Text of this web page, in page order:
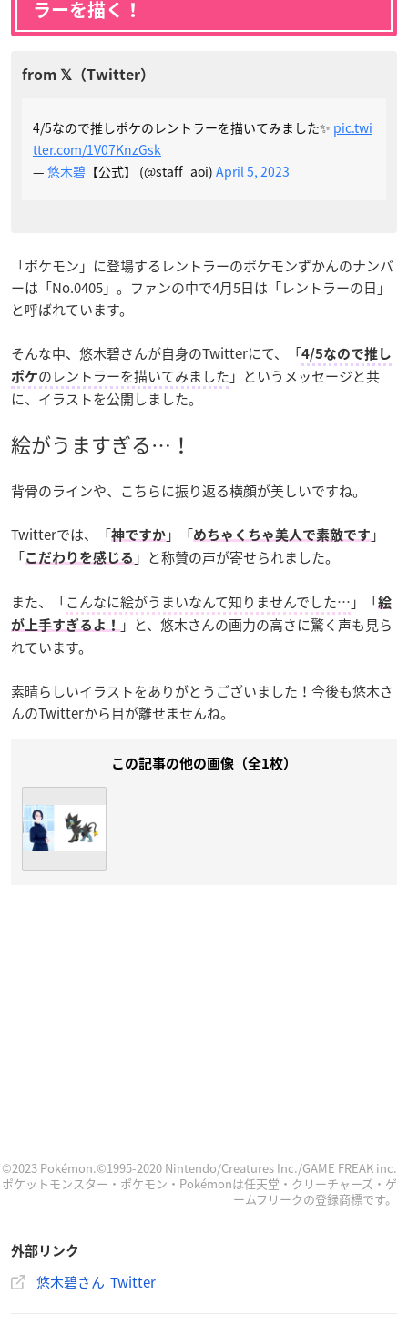
ラーを描く！
4/5なので推しポケのレントラーを描いてみました✨ pic.twi
tter.com/1V07KnzGsk
— 悠木碧 【公式】 (@staff_aoi) April 5, 2023
「ポケモン」に登場するレントラーのポケモンずかんのナンバ
ーは「No.0405」。ファンの中で4月5日は「レントラーの日」
と呼ばれています。
そんな中、悠木碧さんが自身のTwitterにて、「4/5なので推し
ポケのレントラーを描いてみました 」というメッセージと共
に、イラストを公開しました。
絵がうますぎる…！
背骨のラインや、こちらに振り返る横顔が美しいですね。
Twitterでは、「神ですか 」「めちゃくちゃ美人で素敵です 」
「こだわりを感じる 」と称賛の声が寄せられました。
また、「こんなに絵がうまいなんて知りませんでした… 」「絵
が上手すぎるよ！
」と、悠木さんの画力の高さに驚く声も見ら
れています。
素晴らしいイラストをありがとうございました！今後も悠木さ
んのTwitterから目が離せませんね。
この記事の他の画像（全1枚）
©2023 Pokémon.©1995-2020 Nintendo/Creatures Inc./GAME FREAK inc.
ポケットモンスター・ポケモン・Pokémonは任天堂・クリーチャーズ・ゲ
ームフリークの登録商標です。
外部リンク
悠木碧さん Twitter